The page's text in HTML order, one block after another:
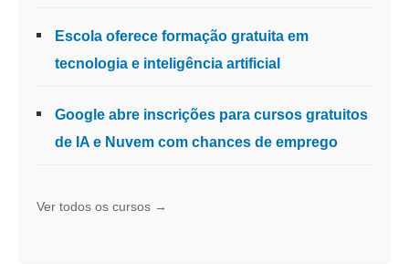
Escola oferece formação gratuita em
tecnologia e inteligência artificial
Google abre inscrições para cursos gratuitos
de IA e Nuvem com chances de emprego
Ver todos os cursos →